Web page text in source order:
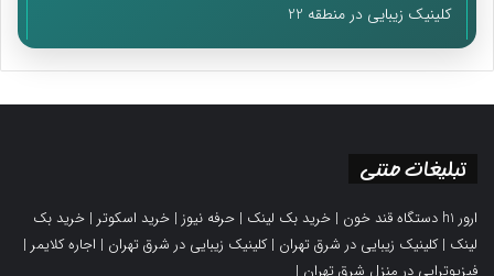
کلینیک زیبایی در منطقه 22
تبلیغات متنی
ارور h1 دستگاه قند خون | خرید بک لینک | حرفه نیوز | خرید اسکوتر | خرید بک
لینک |کلینیک زیبایی در شرق تهران |کلینیک زیبایی در شرق تهران | اجاره کلایمر |
فیزیوتراپی در منزل شرق تهران |